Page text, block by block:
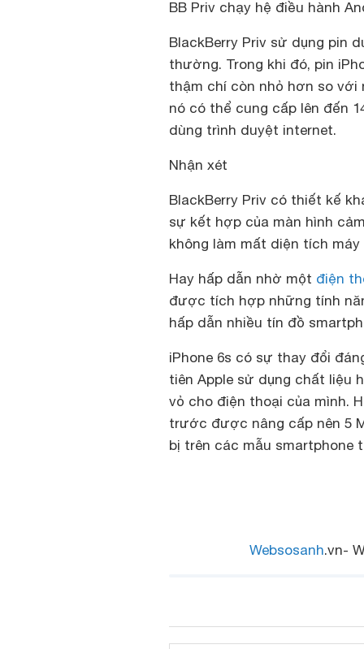
BB Priv chạy hệ điều hành
BlackBerry Priv sử dụng pin
thường. Trong khi đó, pin
thậm chí còn nhỏ hơn so với
nó có thể cung cấp lên đến
dùng trình duyệt internet.
Nhận xét
BlackBerry Priv có thiết kế
sự kết hợp của màn hình
không làm mất diện tích máy
Hay hấp dẫn nhờ một điện
được tích hợp những tính
hấp dẫn nhiều tín đồ
iPhone 6s có sự thay đổi
tiên Apple sử dụng chất liệu
vỏ cho điện thoại của mình.
trước được nâng cấp nên 5
bị trên các mẫu smartphone
Websosanh.vn-